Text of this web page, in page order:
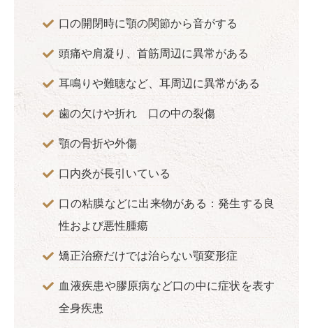
口の開閉時に顎の関節から音がする
頭痛や肩凝り、首筋周辺に異常がある
耳鳴りや難聴など、耳周辺に異常がある
歯の欠けや折れ 口の中の裂傷
顎の骨折や外傷
口内炎が長引いている
口の粘膜などに出来物がある：発生する良
性および悪性腫瘍
矯正治療だけでは治らない顎変形症
血液疾患や膠原病など口の中に症状を表す
全身疾患